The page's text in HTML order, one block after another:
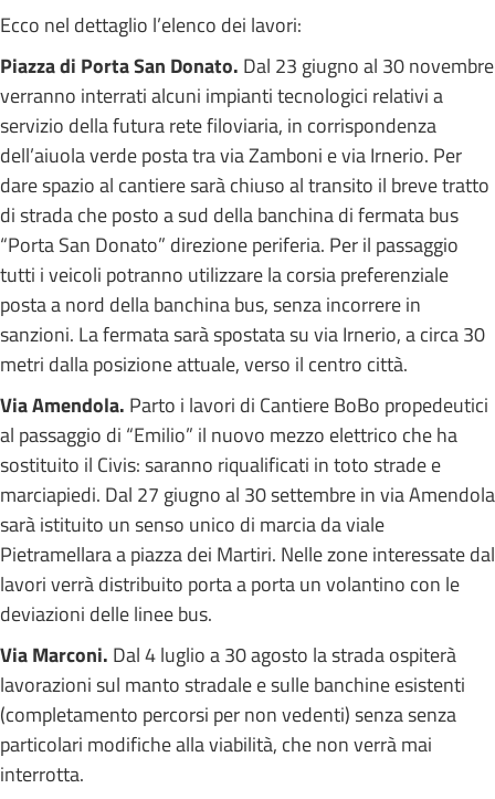
Ecco nel dettaglio l’elenco dei lavori:
Piazza di Porta San Donato. Dal 23 giugno al 30 novembre
verranno interrati alcuni impianti tecnologici relativi a
servizio della futura rete filoviaria, in corrispondenza
dell’aiuola verde posta tra via Zamboni e via Irnerio. Per
dare spazio al cantiere sarà chiuso al transito il breve tratto
di strada che posto a sud della banchina di fermata bus
“Porta San Donato” direzione periferia. Per il passaggio
tutti i veicoli potranno utilizzare la corsia preferenziale
posta a nord della banchina bus, senza incorrere in
sanzioni. La fermata sarà spostata su via Irnerio, a circa 30
metri dalla posizione attuale, verso il centro città.
Via Amendola. Parto i lavori di Cantiere BoBo propedeutici
al passaggio di “Emilio” il nuovo mezzo elettrico che ha
sostituito il Civis: saranno riqualificati in toto strade e
marciapiedi. Dal 27 giugno al 30 settembre in via Amendola
sarà istituito un senso unico di marcia da viale
Pietramellara a piazza dei Martiri. Nelle zone interessate dal
lavori verrà distribuito porta a porta un volantino con le
deviazioni delle linee bus.
Via Marconi. Dal 4 luglio a 30 agosto la strada ospiterà
lavorazioni sul manto stradale e sulle banchine esistenti
(completamento percorsi per non vedenti) senza senza
particolari modifiche alla viabilità, che non verrà mai
interrotta.